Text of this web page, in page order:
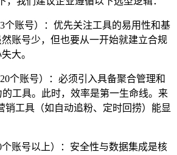
个账号）：优先关注工具的易用性和基
账号少，但也要从一开始就建立合规
大。
个账号）：必须引入具备聚合管理和
工具。此时，效率是第一生命线。来
销工具（如自动追粉、定时回捞）能显
账号以上）：安全性与数据集成是核